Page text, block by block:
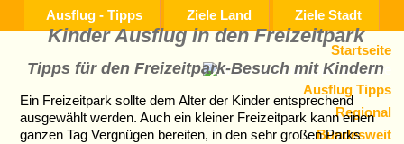
Ausflug - Tipps Ziele Land Ziele Stadt
Startseite
Ausflug Tipps
Regional
Bundesweit
Kinder Ausflug in den Freizeitpark
Tipps für den Freizeitpark-Besuch mit Kindern
Ein Freizeitpark sollte dem Alter der Kinder entsprechend
ausgewählt werden. Auch ein kleiner Freizeitpark kann einen
ganzen Tag Vergnügen bereiten, in den sehr großen Parks